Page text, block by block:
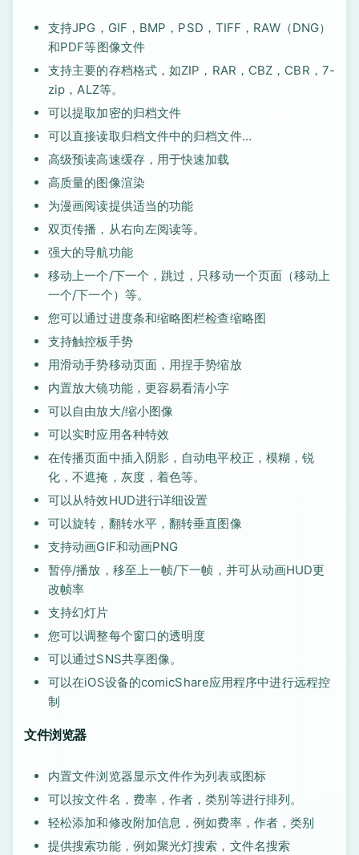
支持JPG，GIF，BMP，PSD，TIFF，RAW（DNG）
和PDF等图像文件
支持主要的存档格式，如ZIP，RAR，CBZ，CBR，7-
zip，ALZ等。
可以提取加密的归档文件
可以直接读取归档文件中的归档文件…
高级预读高速缓存，用于快速加载
高质量的图像渲染
为漫画阅读提供适当的功能
双页传播，从右向左阅读等。
强大的导航功能
移动上一个/下一个，跳过，只移动一个页面（移动上
一个/下一个）等。
您可以通过进度条和缩略图栏检查缩略图
支持触控板手势
用滑动手势移动页面，用捏手势缩放
内置放大镜功能，更容易看清小字
可以自由放大/缩小图像
可以实时应用各种特效
在传播页面中插入阴影，自动电平校正，模糊，锐
化，不遮掩，灰度，着色等。
可以从特效HUD进行详细设置
可以旋转，翻转水平，翻转垂直图像
支持动画GIF和动画PNG
暂停/播放，移至上一帧/下一帧，并可从动画HUD更
改帧率
支持幻灯片
您可以调整每个窗口的透明度
可以通过SNS共享图像。
可以在iOS设备的comicShare应用程序中进行远程控
制
文件浏览器
内置文件浏览器显示文件作为列表或图标
可以按文件名，费率，作者，类别等进行排列。
轻松添加和修改附加信息，例如费率，作者，类别
提供搜索功能，例如聚光灯搜索，文件名搜索